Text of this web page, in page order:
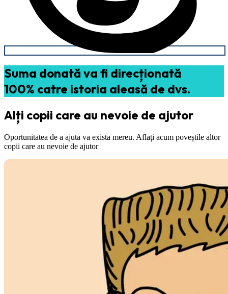
Suma donată va fi direcționată
100% catre istoria aleasă de dvs.
Alți copii care au nevoie de ajutor
Oportunitatea de a ajuta va exista mereu. Aflați acum poveștile altor
copii care au nevoie de ajutor